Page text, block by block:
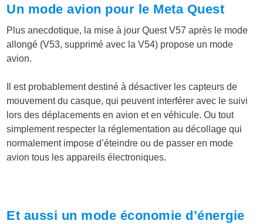
Un mode avion pour le Meta Quest
Plus anecdotique, la mise à jour Quest V57 après le mode
allongé (V53, supprimé avec la V54) propose un mode
avion.
Il est probablement destiné à désactiver les capteurs de
mouvement du casque, qui peuvent interférer avec le suivi
lors des déplacements en avion et en véhicule. Ou tout
simplement respecter la réglementation au décollage qui
normalement impose d’éteindre ou de passer en mode
avion tous les appareils électroniques.
Et aussi un mode économie d’énergie